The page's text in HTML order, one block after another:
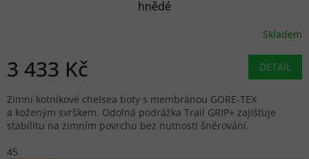
hnědé
Skladem
3 433 Kč DETAIL
Zimní kotníkové chelsea boty s membránou GORE-TEX
a koženým svrškem. Odolná podrážka Trail GRIP+ zajišťuje
stabilitu na zimním povrchu bez nutnosti šněrování.
45